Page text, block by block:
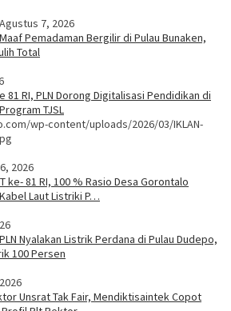
Agustus 7, 2026
Pemadaman Bergilir di Pulau Bunaken,
Total
81 RI, PLN Dorong Digitalisasi Pendidikan di
TJSL
wp-content/uploads/2026/03/IKLAN-
2026
ke- 81 RI, 100 % Rasio Desa Gorontalo
Laut Listriki P…
Nyalakan Listrik Perdana di Pulau Dudepo,
100 Persen
Unsrat Tak Fair, Mendiktisaintek Copot